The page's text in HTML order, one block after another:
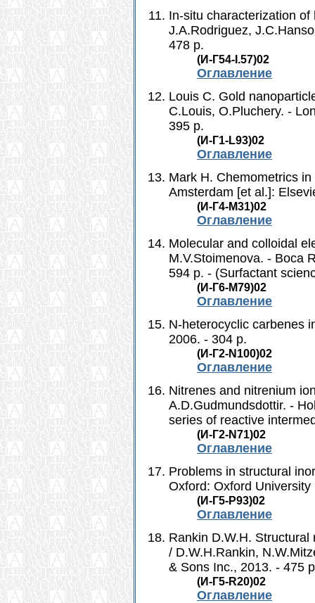
In-situ characterization
J.A.Rodriguez,
478 p.
(И-Г54-I.57)02
Оглавление
Louis C. Gold
C.Louis, O.Pluchery. -
395 p.
(И-Г1-L93)02
Оглавление
Mark H. Chemometrics
Amsterdam [et al.]:
(И-Г4-M31)02
Оглавление
Molecular and colloidal
M.V.Stoimenova. - Boca
594 p. - (Surfactant
(И-Г6-М79)02
Оглавление
N-heterocyclic carbenes
2006. - 304 p.
(И-Г2-N100)02
Оглавление
Nitrenes and nitrenium
A.D.Gudmundsdottir. -
series of reactive
(И-Г2-N71)02
Оглавление
Problems in structural
Oxford: Oxford
(И-Г5-Р93)02
Оглавление
Rankin D.W.H.
/ D.W.H.Rankin,
& Sons Inc., 2013. - 475
(И-Г5-R20)02
Оглавление